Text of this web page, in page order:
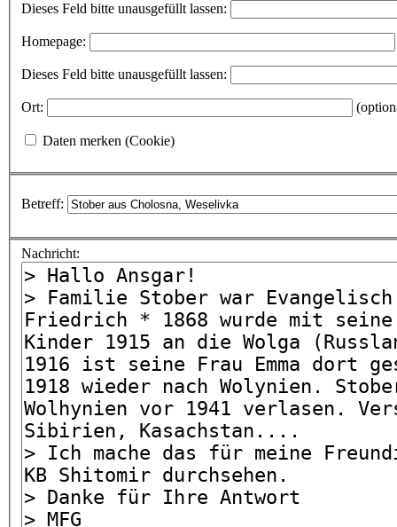
Dieses Feld bitte unausgefüllt lassen:
Homepage:
Dieses Feld bitte unausgefüllt lassen:
Ort:
Daten merken (Cookie)
Betreff:
Nachricht: